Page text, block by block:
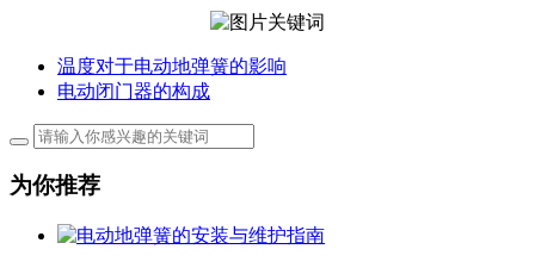
温度对于电动地弹簧的影响
电动闭门器的构成
为你推荐